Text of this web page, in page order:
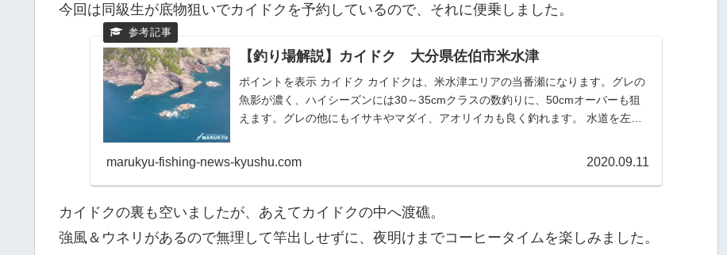
今回は同級生が底物狙いでカイドクを予約しているので、それに便乗しました。
【釣り場解説】カイドク 大分県佐伯市米水津
ポイントを表示 カイドク カイドクは、米水津エリアの当番瀬になります。グレの
魚影が濃く、ハイシーズンには30～35cmクラスの数釣りに、50cmオーバーも狙
えます。グレの他にもイサキやマダイ、アオリイカも良く釣れます。 水道を左右
marukyu-fishing-news-kyushu.com 2020.09.11
カイドクの裏も空いましたが、あえてカイドクの中へ渡礁。
強風＆ウネリがあるので無理して竿出しせずに、夜明けまでコーヒータイムを楽しみました。